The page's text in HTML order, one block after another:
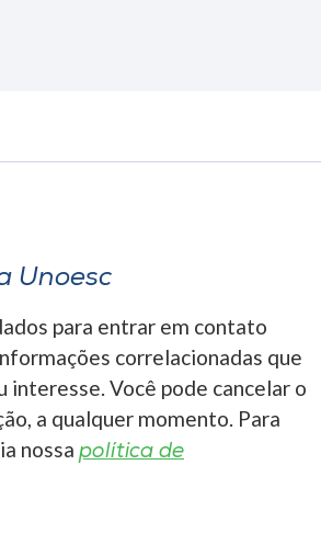
Unoesc
para entrar em contato
correlacionadas que
interesse. Você pode cancelar o
a qualquer momento. Para
nossa política de